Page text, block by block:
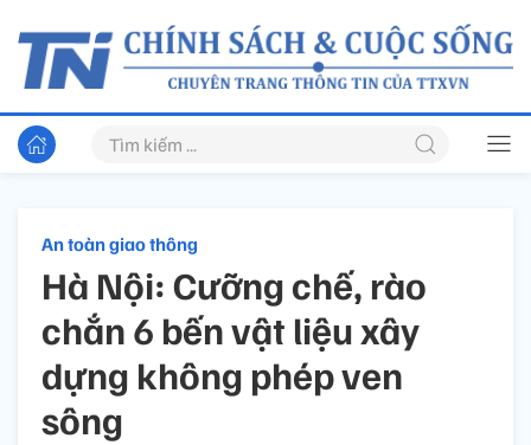
An toàn giao thông
Hà Nội: Cưỡng chế, rào
chắn 6 bến vật liệu xây
dựng không phép ven
sông